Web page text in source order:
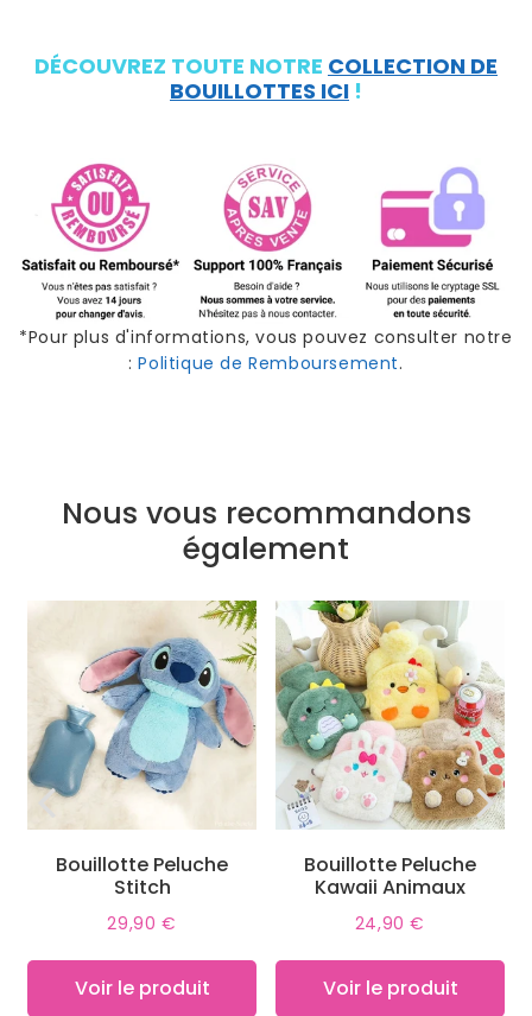
DÉCOUVREZ TOUTE NOTRE COLLECTION DE
BOUILLOTTES ICI !
*Pour plus d'informations, vous pouvez consulter notre
:Politique de Remboursement.
Nous vous recommandons
également
Bouillotte Peluche
Stitch
Prix
29,90 €
Voir le produit
Bouillotte Peluche
Kawaii Animaux
Prix
24,90 €
Voir le produit